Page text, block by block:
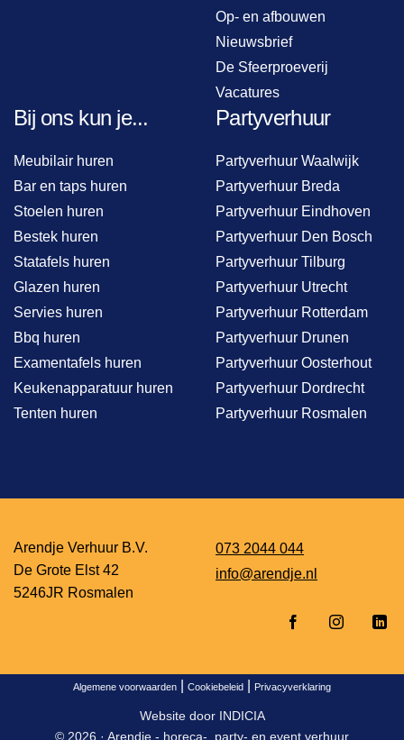
Op- en afbouwen
Nieuwsbrief
De Sfeerproeverij
Vacatures
Bij ons kun je...
Meubilair huren
Bar en taps huren
Stoelen huren
Bestek huren
Statafels huren
Glazen huren
Servies huren
Bbq huren
Examentafels huren
Keukenapparatuur huren
Tenten huren
Partyverhuur
Partyverhuur Waalwijk
Partyverhuur Breda
Partyverhuur Eindhoven
Partyverhuur Den Bosch
Partyverhuur Tilburg
Partyverhuur Utrecht
Partyverhuur Rotterdam
Partyverhuur Drunen
Partyverhuur Oosterhout
Partyverhuur Dordrecht
Partyverhuur Rosmalen
Arendje Verhuur B.V.
De Grote Elst 42
5246JR Rosmalen
073 2044 044
info@arendje.nl
Algemene voorwaarden Cookiebeleid Privacyverklaring
Website door INDICIA
© 2026 · Arendje - horeca-, party- en event verhuur